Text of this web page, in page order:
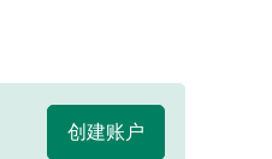
创建账户